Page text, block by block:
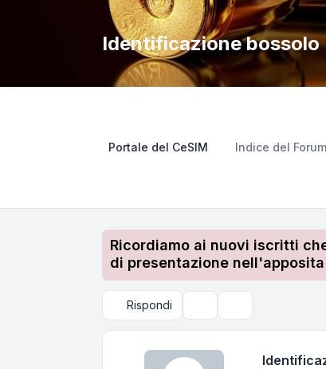
Identificazione bossolo
Portale del CeSIM Indice del Forum
Ricordiamo ai nuovi iscritti
di presentazione nell'apposita
Rispondi